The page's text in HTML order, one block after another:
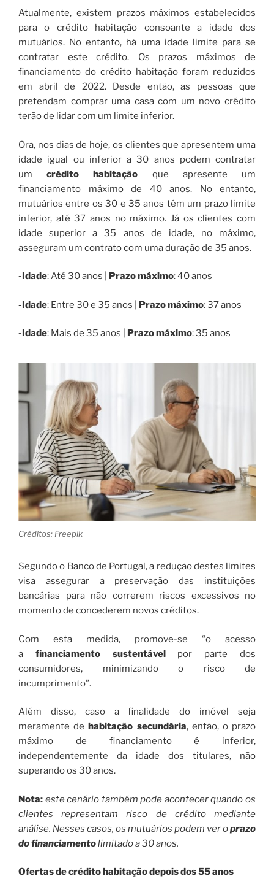
Atualmente, existem prazos máximos estabelecidos
para o crédito habitação consoante a idade dos
mutuários. No entanto, há uma idade limite para se
contratar este crédito. Os prazos máximos de
financiamento do crédito habitação foram reduzidos
em abril de 2022. Desde então, as pessoas que
pretendam comprar uma casa com um novo crédito
terão de lidar com um limite inferior.
Ora, nos dias de hoje, os clientes que apresentem uma
idade igual ou inferior a 30 anos podem contratar
umcrédito habitação que apresente um
financiamento máximo de 40 anos. No entanto,
mutuários entre os 30 e 35 anos têm um prazo limite
inferior, até 37 anos no máximo. Já os clientes com
idade superior a 35 anos de idade, no máximo,
asseguram um contrato com uma duração de 35 anos.
-Idade: Até 30 anos | Prazo máximo: 40 anos
-Idade: Entre 30 e 35 anos | Prazo máximo: 37 anos
-Idade: Mais de 35 anos | Prazo máximo: 35 anos
Créditos: Freepik
Segundo o Banco de Portugal, a redução destes limites
visa assegurar a preservação das instituições
bancárias para não correrem riscos excessivos no
momento de concederem novos créditos.
Com esta medida, promove-se “o acesso
a financiamento sustentávelpor parte dos
consumidores, minimizando o risco de
incumprimento”.
Além disso, caso a finalidade do imóvel seja
meramente dehabitação secundária, então, o prazo
máximo de financiamento é inferior,
independentemente da idade dos titulares, não
superando os 30 anos.
Nota: este cenário também pode acontecer quando os
clientes representam risco de crédito mediante
análise. Nesses casos, os mutuários podem ver oprazo
do financiamentolimitado a 30 anos.
Ofertas de crédito habitação depois dos 55 anos